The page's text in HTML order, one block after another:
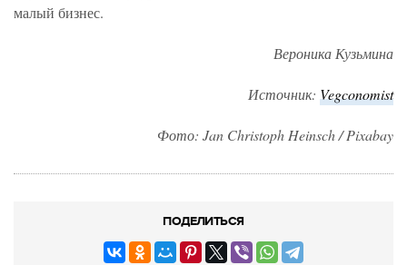
малый бизнес.
Вероника Кузьмина
Источник: Vegconomist
Фото: Jan Christoph Heinsch / Pixabay
ПОДЕЛИТЬСЯ